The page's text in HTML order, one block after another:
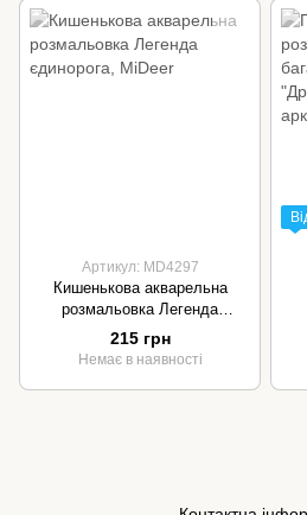
Артикул: MD4297
Кишенькова акварельна
розмальовка Легенда
єдинорога, MiDeer
215 грн
Немає в наявності